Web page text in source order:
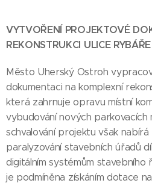
VYTVOŘENÍ PROJEKTOVÉ
REKONSTRUKCI ULICE RYBÁŘE
Město Uherský Ostroh
dokumentaci na komplexní
která zahrnuje opravu místní
vybudování nových parkovacích
schvalování projektu však
paralyzování stavebních úřadů
digitálním systémům stavebního
je podmíněna získáním dotace